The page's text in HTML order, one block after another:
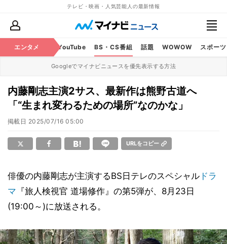
テレビ・映画・人気芸能人の最新情報
エンタメ
ラジオ 映画 YouTube BS・CS番組 話題 WOWOW スポーツ
Googleでマイナビニュースを優先表示する方法
内藤剛志主演2サス、最新作は熊野古道へ
「“生まれ変わるための場所”なのかな」
掲載日 2025/07/16 05:00
URLをコピー
俳優の内藤剛志が主演するBS日テレのスペシャル ドラ
マ 『旅人検視官 道場修作』の第5弾が、8月23日
(19:00～)に放送される。